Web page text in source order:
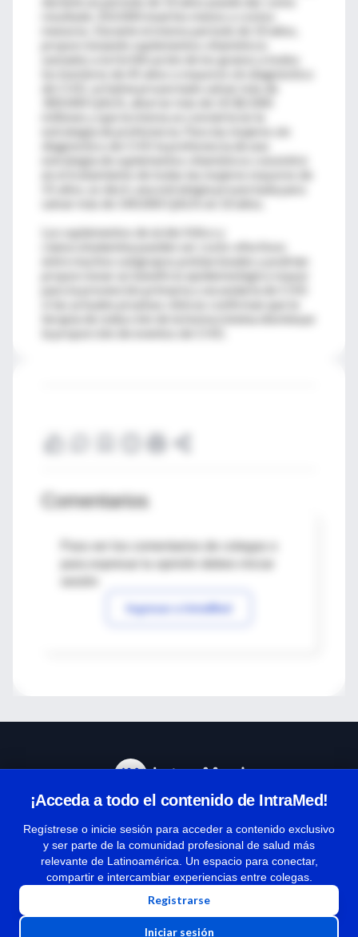
menores. Durante el mismo período de 10 años,
sumados a la fortificación de los granos a todos
los hombres de 45 años o mayores sin diagnóstico
estrategia de preferencia. Para las mujeres sin
diagnóstico de CHD la preferencia de una
estrategia de suplementos vitamínicos consistirá
Los suplementos de ácido fólico y
cianocobalamina pueden ser costo-efectivos
entre muchos subgrupos poblacionales y podrían
terapia de reducción de la homocisteina disminuye
Comentarios
Para ver los comentarios de colegas o
Ingresar a IntraMed
¡Acceda a todo el contenido de IntraMed!
Regístrese o inicie sesión para acceder a contenido exclusivo
y ser parte de la comunidad profesional de salud más
relevante de Latinoamérica. Un espacio para conectar,
compartir e intercambiar experiencias entre colegas.
Registrarse
Iniciar sesión
Términos y condiciones
| Políticas de privacidad
| Todos los derechos reservados | Copyright 1997-2026